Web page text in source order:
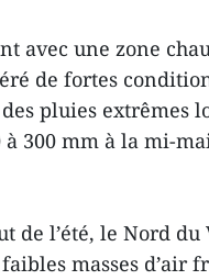
avec une zone
de fortes
pluies extrêmes
300 mm à la mi-
de l’été, le Nord
masses d’air